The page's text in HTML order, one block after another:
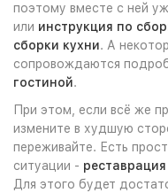
поэтому вместе с ней
или инструкция по
сборки кухни. А
сопровождаются
гостиной.
При этом, если всё же
измените в худшую
переживайте. Есть
ситуации -
Для этого будет